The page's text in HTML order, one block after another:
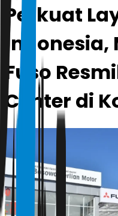
Perkuat
Fuso
Center di